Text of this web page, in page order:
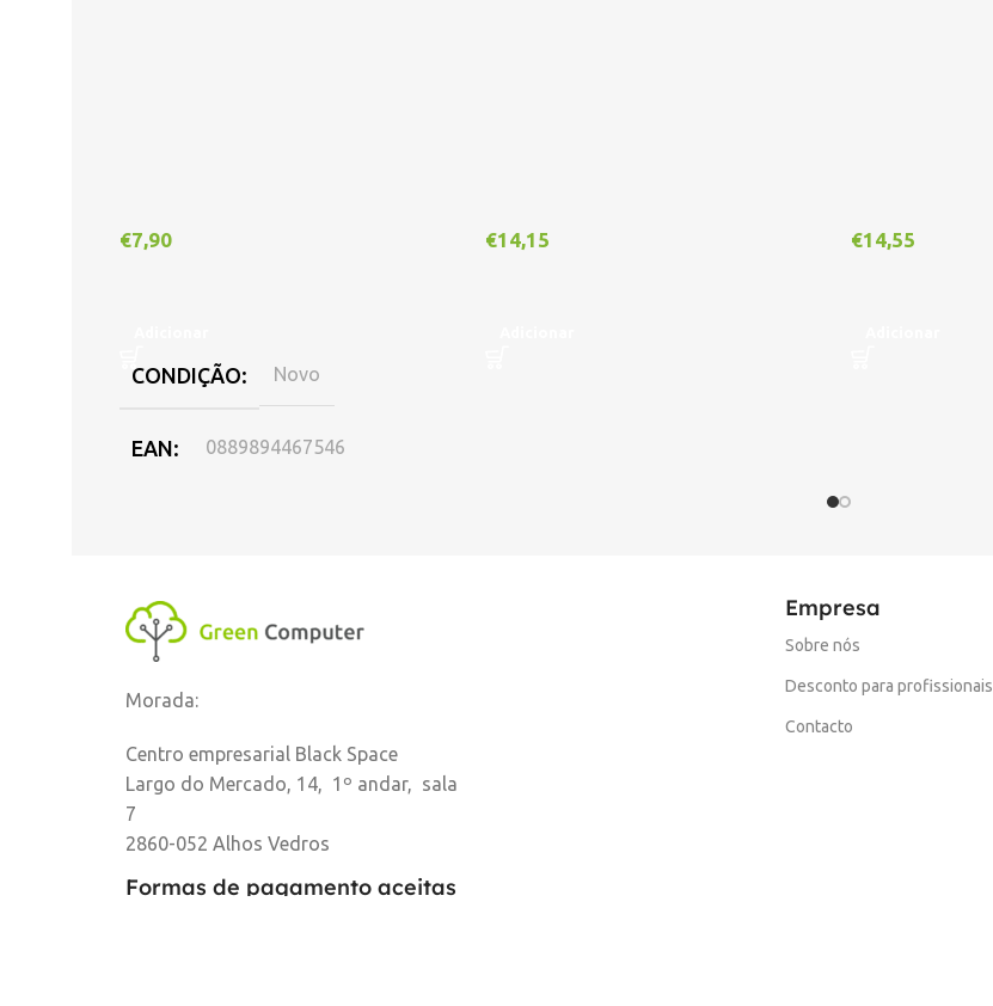
€7,90
CONDIÇÃO Novo
EAN 0889894467546
MARCA HP
€14,15 €14,55
Morada:
Centro empresarial Black Space
Largo do Mercado, 14, 1º andar, sala
7
2860-052 Alhos Vedros
Formas de pagamento aceitas
Empresa
Sobre nós
Desconto para profissionais
Contacto